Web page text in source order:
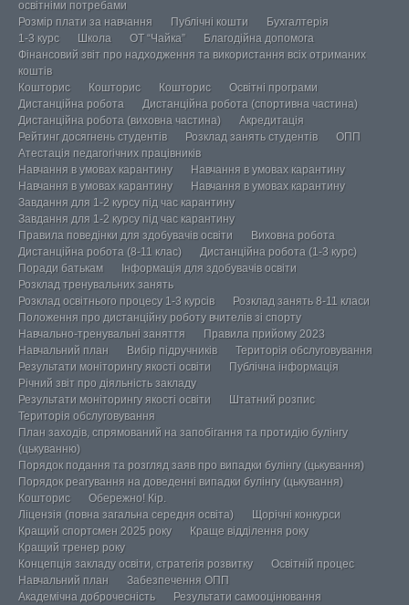
освітніми потребами
Розмір плати за навчання
Публічні кошти
Бухгалтерія
1-3 курс
Школа ОТ “Чайка”
Благодійна допомога
Фінансовий звіт про надходження та використання всіх отриманих
коштів
Кошторис
Кошторис Кошторис
Освітні програми
Дистанційна робота
Дистанційна робота (спортивна частина)
Дистанційна робота (виховна частина)
Акредитація
Рейтинг досягнень студентів
Розклад занять студентів
ОПП
Атестація педагогічних працівників
Навчання в умовах карантину
Навчання в умовах карантину
Навчання в умовах карантину
Навчання в умовах карантину
Завдання для 1-2 курсу під час карантину
Завдання для 1-2 курсу під час карантину
Правила поведінки для здобувачів освіти
Виховна робота
Дистанційна робота (8-11 клас)
Дистанційна робота (1-3 курс)
Поради батькам
Інформація для здобувачів освіти
Розклад тренувальних занять
Розклад освітнього процесу 1-3 курсів
Розклад занять 8-11 класи
Положення про дистанційну роботу вчителів зі спорту
Навчально-тренувальні заняття
Правила прийому 2023
Навчальний план
Вибір підручників
Територія обслуговування
Результати моніторингу якості освіти
Публічна інформація
Річний звіт про діяльність закладу
Результати моніторингу якості освіти
Штатний розпис
Територія обслуговування
План заходів, спрямований на запобігання та протидію булінгу
(цькуванню)
Порядок подання та розгляд заяв про випадки булінгу (цькування)
Порядок реагування на доведенні випадки булінгу (цькування)
Кошторис
Обережно! Кір.
Ліцензія (повна загальна середня освіта)
Щорічні конкурси
Кращий спортсмен 2025 року
Краще відділення року
Кращий тренер року
Концепція закладу освіти, стратегія розвитку
Освітній процес
Навчальний план
Забезпечення ОПП
Академічна доброчесність
Результати самооцінювання